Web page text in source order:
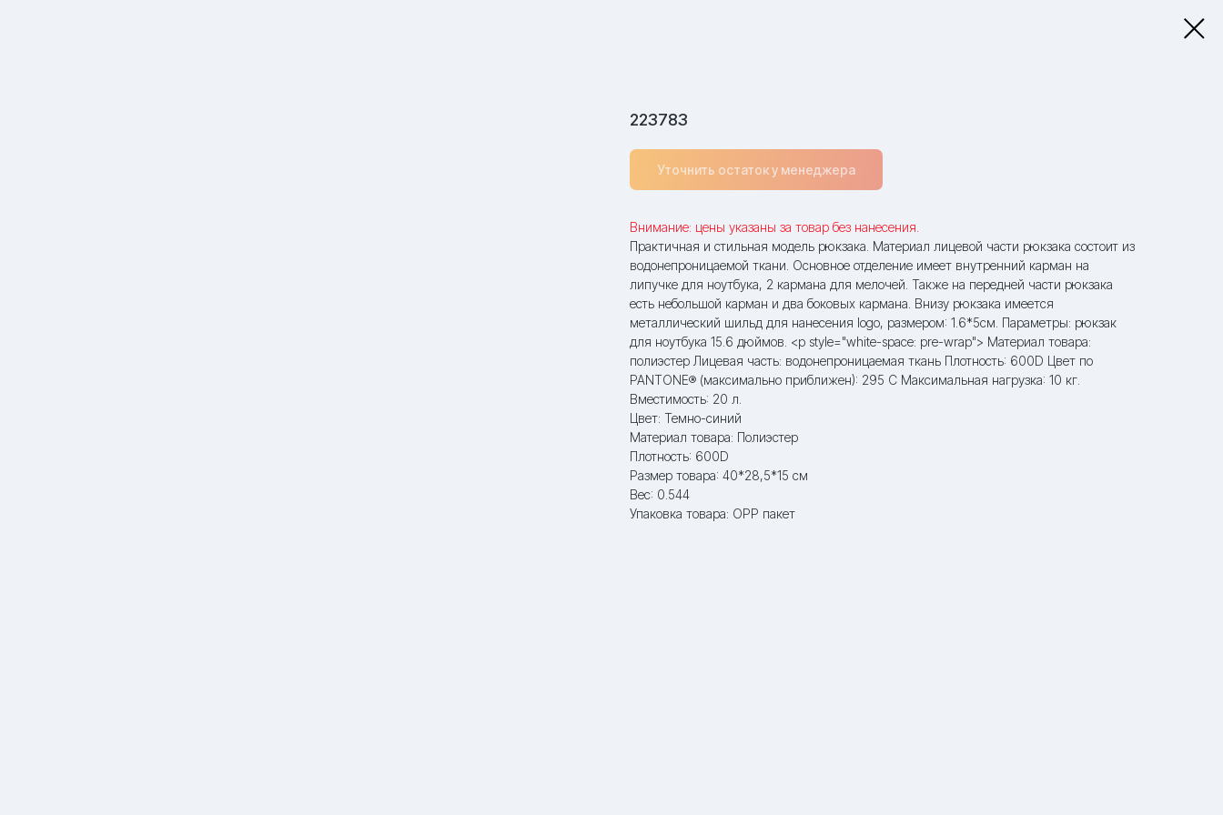
223783
Уточнить остаток у менеджера
Внимание: цены указаны за товар без нанесения.
Практичная и стильная модель рюкзака. Материал лицевой части рюкзака состоит из
водонепроницаемой ткани. Основное отделение имеет внутренний карман на
липучке для ноутбука, 2 кармана для мелочей. Также на передней части рюкзака
есть небольшой карман и два боковых кармана. Внизу рюкзака имеется
металлический шильд для нанесения logo, размером: 1.6*5см. Параметры: рюкзак
для ноутбука 15.6 дюймов. <p style="white-space: pre-wrap"> Материал товара:
полиэстер Лицевая часть: водонепроницаемая ткань Плотность: 600D Цвет по
PANTONE® (максимально приближен): 295 С Максимальная нагрузка: 10 кг.
Вместимость: 20 л.
Цвет: Темно-синий
Материал товара: Полиэстер
Плотность: 600D
Размер товара: 40*28,5*15 см
Вес: 0.544
Упаковка товара: OPP пакет